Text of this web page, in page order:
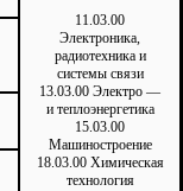
11.03.00
Электроника,
радиотехника и
системы связи
13.03.00 Электро —
и теплоэнергетика
15.03.00
Машиностроение
18.03.00 Химическая
технология